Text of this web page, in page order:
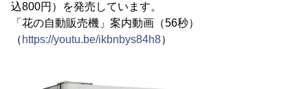
込800円）を発売しています。
「花の自動販売機」案内動画（56秒）
（ https://youtu.be/ikbnbys84h8）